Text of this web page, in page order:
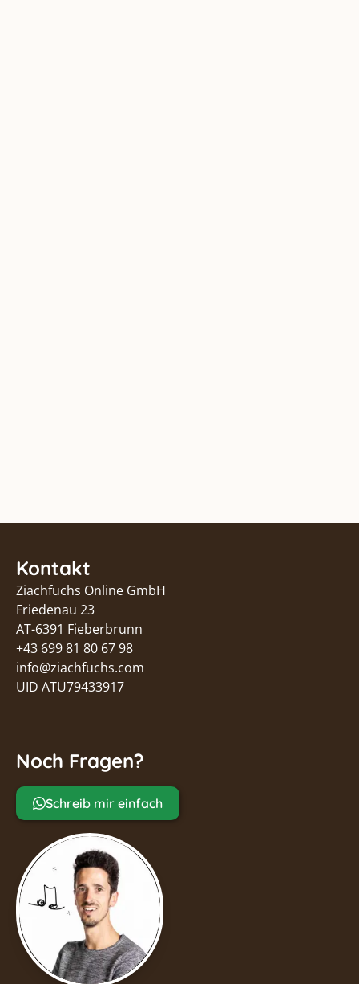
Kontakt
Ziachfuchs Online GmbH
Friedenau 23
AT-6391 Fieberbrunn
+43 699 81 80 67 98
info@ziachfuchs.com
UID ATU79433917
Noch Fragen?
Schreib mir einfach